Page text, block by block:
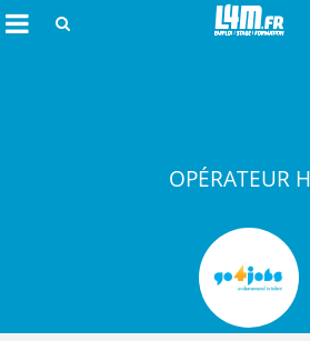
Annuler
OPÉRATEUR